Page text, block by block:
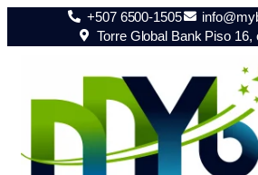
+507 6500-1505
Torre Global Bank Piso 16,